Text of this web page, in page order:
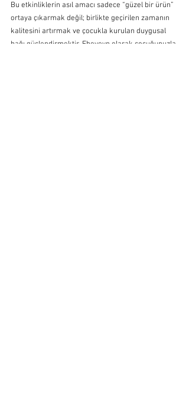
Bu etkinliklerin asıl amacı sadece “güzel bir ürün”
ortaya çıkarmak değil; birlikte geçirilen zamanın
kalitesini artırmak ve çocukla kurulan duygusal
bağı güçlendirmektir. Ebeveyn olarak çocuğunuzla